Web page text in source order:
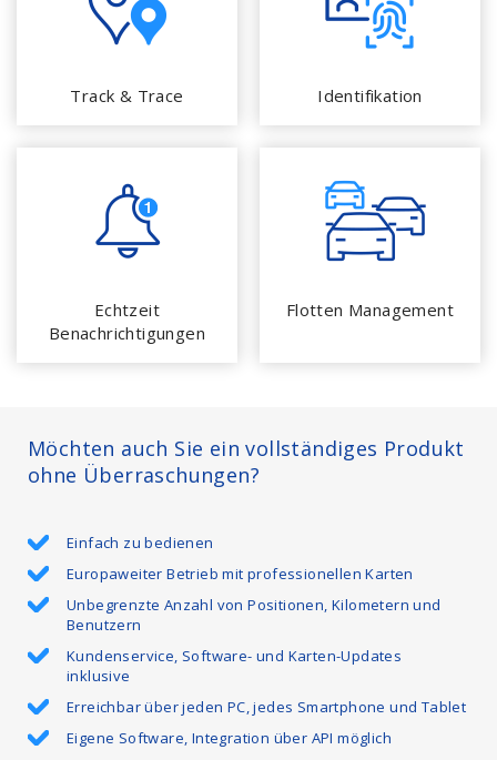
Track & Trace Identifikation
Echtzeit
Benachrichtigungen
Flotten Management
Möchten auch Sie ein vollständiges Produkt
ohne Überraschungen?
Einfach zu bedienen
Europaweiter Betrieb mit professionellen Karten
Unbegrenzte Anzahl von Positionen, Kilometern und
Benutzern
Kundenservice, Software- und Karten-Updates
inklusive
Erreichbar über jeden PC, jedes Smartphone und Tablet
Eigene Software, Integration über API möglich